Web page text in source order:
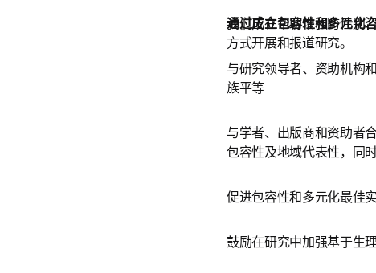
我们正在帮助增强跨性别
方式开展和报道研究。
通过成立包容性和多元化
与研究领导者、资助机构
族平等
与学者、出版商和资助者
包容性及地域代表性，同
促进包容性和多元化最佳
鼓励在研究中加强基于生